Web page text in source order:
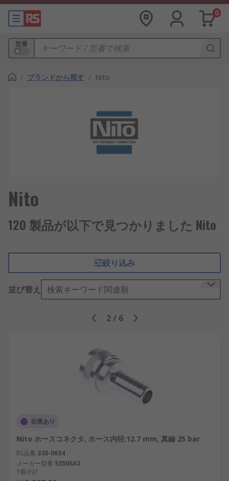
0
型番
/ ブランドから探す / Nito
Nito
120 製品が以下で見つかりました Nito
絞り込み
並び替え 検索キーワード関連順
2 / 6
在庫あり
Nito ホースコネクタ, ホース内径:12.7 mm, 真鍮 25 bar
RS品番 330-0634
メーカー型番 5350SA3
1個小計：